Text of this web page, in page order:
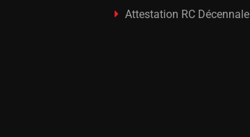
Attestation RC Décennale